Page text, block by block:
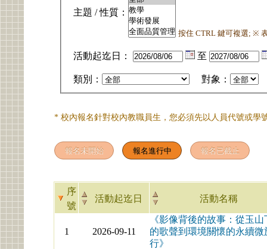
主題 / 性質：
按住 CTRL 鍵可複選; ※
活動起迄日： 至
類別： 對象：
* 校內報名針對校內教職員生，您必須先以人員代號或學
序
號
活動起迄日 活動名稱
1 2026-09-11
《影像背後的故事：從玉山
的歌聲到環境關懷的永續微
行》